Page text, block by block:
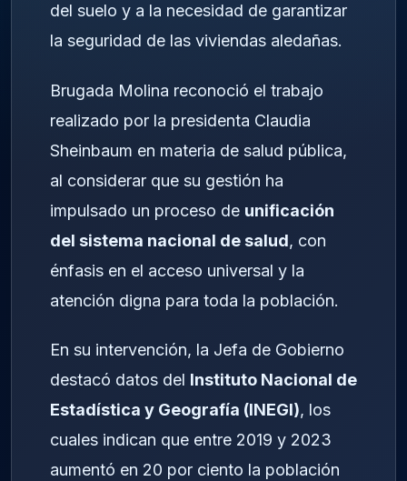
del suelo y a la necesidad de garantizar
la seguridad de las viviendas aledañas.
Brugada Molina reconoció el trabajo
realizado por la presidenta Claudia
Sheinbaum en materia de salud pública,
al considerar que su gestión ha
impulsado un proceso de unificación
del sistema nacional de salud, con
énfasis en el acceso universal y la
atención digna para toda la población.
En su intervención, la Jefa de Gobierno
destacó datos del Instituto Nacional de
Estadística y Geografía (INEGI), los
cuales indican que entre 2019 y 2023
aumentó en 20 por ciento la población